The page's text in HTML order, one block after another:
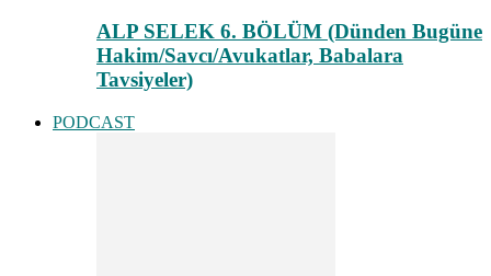
ALP SELEK 6. BÖLÜM (Dünden Bugüne
Hakim/Savcı/Avukatlar, Babalara
Tavsiyeler)
PODCAST